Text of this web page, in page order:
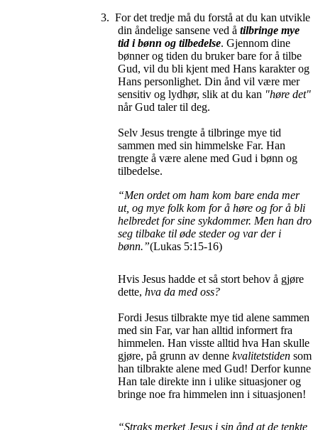
3. For det tredje må du forstå at du kan utvikle
din åndelige sansene ved åtilbringe mye
tid i bønn og tilbedelse. Gjennom dine
bønner og tiden du bruker bare for å tilbe
Gud, vil du bli kjent med Hans karakter og
Hans personlighet. Din ånd vil være mer
sensitiv og lydhør, slik at du kan "høre det"
når Gud taler til deg.
Selv Jesus trengte å tilbringe mye tid
sammen med sin himmelske Far. Han
trengte å være alene med Gud i bønn og
tilbedelse.
“Men ordet om ham kom bare enda mer
ut, og mye folk kom for å høre og for å bli
helbredet for sine sykdommer. Men han dro
seg tilbake til øde steder og var der i
bønn.”(Lukas 5:15-16)
Hvis Jesus hadde et så stort behov å gjøre
dette,hva da med oss?
Fordi Jesus tilbrakte mye tid alene sammen
med sin Far, var han alltid informert fra
himmelen. Han visste alltid hva Han skulle
gjøre, på grunn av dennekvalitetstiden som
han tilbrakte alene med Gud! Derfor kunne
Han tale direkte inn i ulike situasjoner og
bringe noe fra himmelen inn i situasjonen!
“Straks merket Jesus i sin ånd at de tenkte